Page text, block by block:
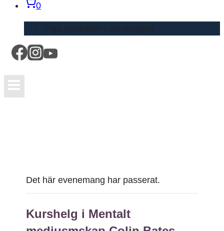
0
Inga produkter i varukorgen.
Det här evenemang har passerat.
Kurshelg i Mentalt